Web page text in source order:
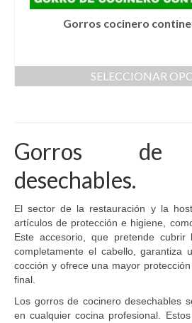
Gorros cocinero
SELECCIONAR
pueden
elegir
en
la
página
Gorros de
desechables.
El sector de la restauración y la
artículos de protección e higiene,
Este accesorio, que pretende
completamente el cabello, garantiza
cocción y ofrece una mayor
final.
Los gorros de cocinero desechables
en cualquier cocina profesional.